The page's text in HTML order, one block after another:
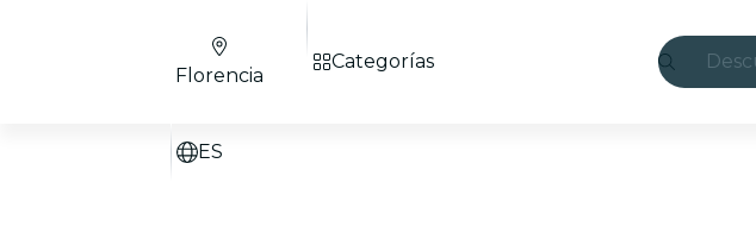
Florencia
ES
Categorías